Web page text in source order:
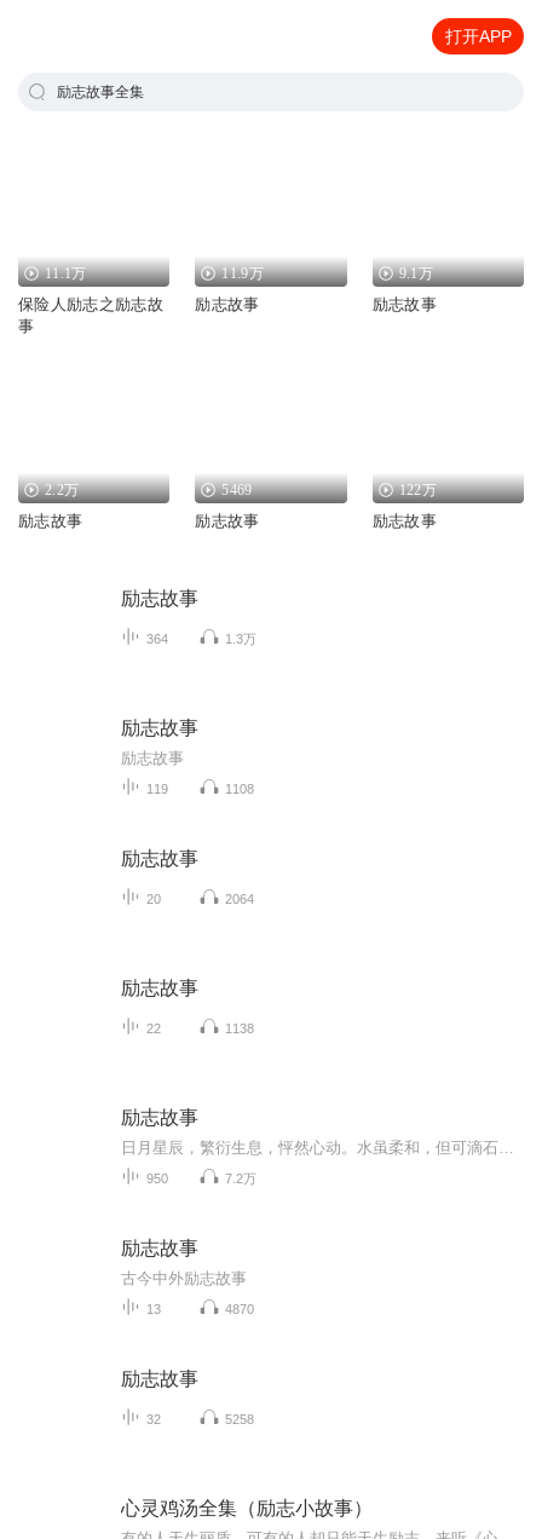
打开APP
励志故事全集
11.1万
保险人励志之励志故
事
11.9万
励志故事
9.1万
励志故事
2.2万
励志故事
5469
励志故事
122万
励志故事
励志故事
364 1.3万
励志故事
励志故事
119 1108
励志故事
20 2064
励志故事
22 1138
励志故事
950 7.2万
励志故事
古今中外励志故事
13 4870
励志故事
32 5258
心灵鸡汤全集（励志小故事）